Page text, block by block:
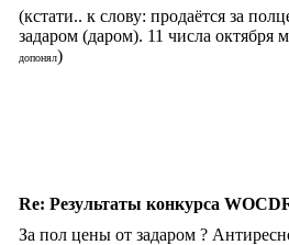
(кстати.. к слову: продаётся за
задаром (даром). 11 числа октября
допонял)
Re: Результаты конкурса
За пол цены от задаром ?